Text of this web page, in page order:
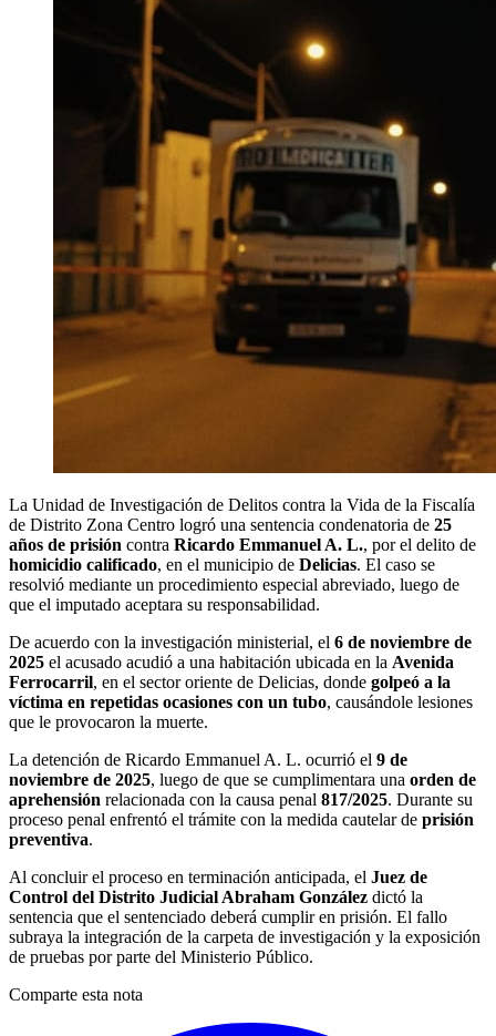
La Unidad de Investigación de Delitos contra la Vida de la Fiscalía
de Distrito Zona Centro logró una sentencia condenatoria de 25
años de prisión contra Ricardo Emmanuel A. L., por el delito de
homicidio calificado, en el municipio de Delicias. El caso se
resolvió mediante un procedimiento especial abreviado, luego de
que el imputado aceptara su responsabilidad.
De acuerdo con la investigación ministerial, el 6 de noviembre de
2025 el acusado acudió a una habitación ubicada en la Avenida
Ferrocarril, en el sector oriente de Delicias, donde golpeó a la
víctima en repetidas ocasiones con un tubo, causándole lesiones
que le provocaron la muerte.
La detención de Ricardo Emmanuel A. L. ocurrió el 9 de
noviembre de 2025, luego de que se cumplimentara una orden de
aprehensión relacionada con la causa penal 817/2025. Durante su
proceso penal enfrentó el trámite con la medida cautelar de prisión
preventiva.
Al concluir el proceso en terminación anticipada, el Juez de
Control del Distrito Judicial Abraham González dictó la
sentencia que el sentenciado deberá cumplir en prisión. El fallo
subraya la integración de la carpeta de investigación y la exposición
de pruebas por parte del Ministerio Público.
Comparte esta nota